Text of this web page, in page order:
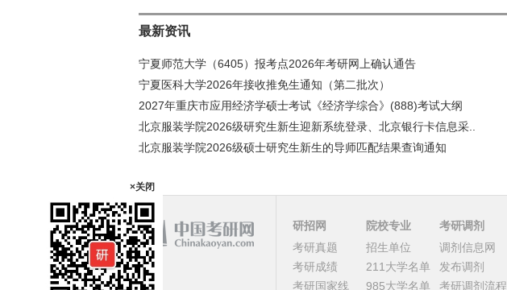
最新资讯
宁夏师范大学（6405）报考点2026年考研网上确认通告
宁夏医科大学2026年接收推免生通知（第二批次）
2027年重庆市应用经济学硕士考试《经济学综合》(888)考试大纲
北京服装学院2026级研究生新生迎新系统登录、北京银行卡信息采..
北京服装学院2026级硕士研究生新生的导师匹配结果查询通知
研招网
考研真题
考研成绩
考研国家线
院校专业
招生单位
211大学名单
985大学名单
考研调剂
调剂信息网
发布调剂
考研调剂流程
×关闭
课程
顶部